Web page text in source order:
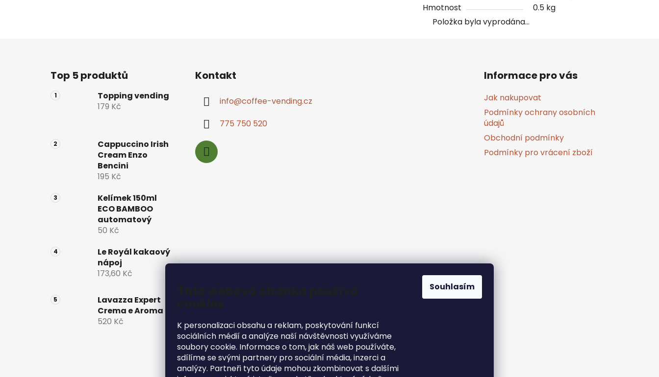
Tato webová stránka používá
cookies
K personalizaci obsahu a reklam, poskytování funkcí
sociálních médií a analýze naší návštěvnosti využíváme
soubory cookie. Informace o tom, jak náš web používáte,
sdílíme se svými partnery pro sociální média, inzerci a
analýzy. Partneři tyto údaje mohou zkombinovat s dalšími
Souhlasím
Hmotnost
0.5 kg
Položka byla vyprodána…
Top 5 produktů
Topping vending
179 Kč
Cappuccino Irish
Cream Enzo
Bencini
195 Kč
Kelímek 150ml
ECO BAMBOO
automatový
50 Kč
Le Royál kakaový
nápoj
173,60 Kč
Lavazza Expert
Crema e Aroma
520 Kč
Kontakt
info@coffee-vending.cz
775 750 520
Informace pro vás
Jak nakupovat
Podmínky ochrany osobních
údajů
Obchodní podmínky
Podmínky pro vrácení zboží